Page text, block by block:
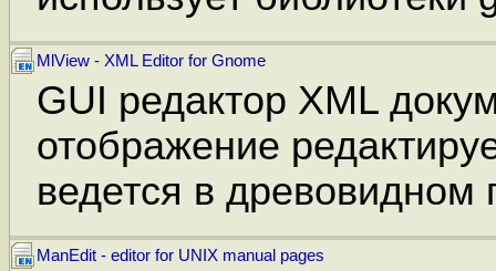
MlView - XML Editor for Gnome
GUI редактор XML
отображение
ведется в древовидном
ManEdit - editor for UNIX manual pages